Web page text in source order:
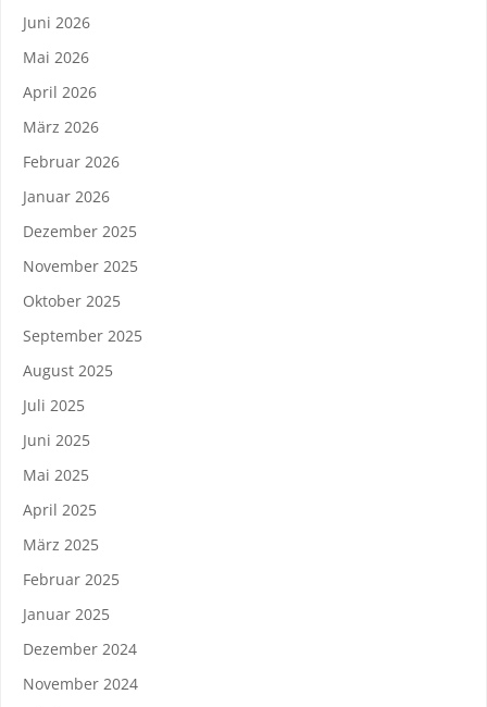
Juni 2026
Mai 2026
April 2026
März 2026
Februar 2026
Januar 2026
Dezember 2025
November 2025
Oktober 2025
September 2025
August 2025
Juli 2025
Juni 2025
Mai 2025
April 2025
März 2025
Februar 2025
Januar 2025
Dezember 2024
November 2024